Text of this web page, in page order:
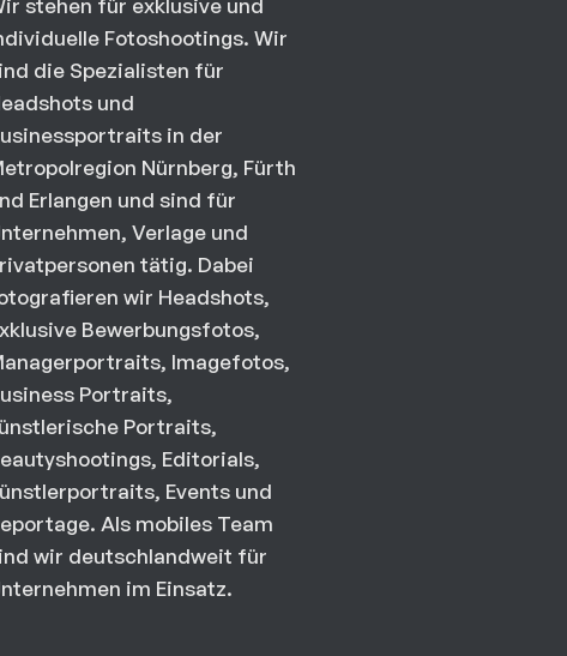
stehen für exklusive und
Fotoshootings. Wir
die Spezialisten für
und
in der
Nürnberg, Fürth
Erlangen und sind für
Verlage und
tätig. Dabei
wir Headshots,
Bewerbungsfotos,
Imagefotos,
Portraits,
Portraits,
Editorials,
Events und
Als mobiles Team
wir deutschlandweit für
im Einsatz.